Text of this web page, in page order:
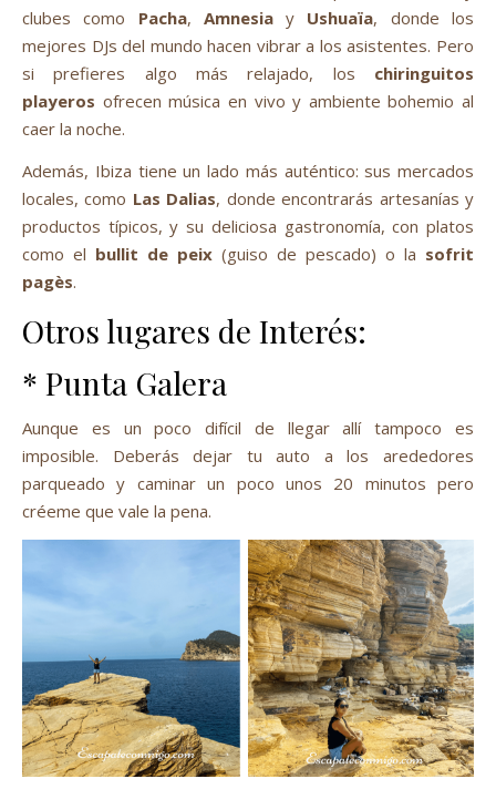
clubes como Pacha, Amnesiay Ushuaïa, donde los
mejores DJs del mundo hacen vibrar a los asistentes. Pero
si prefieres algo más relajado, los chiringuitos
playeros ofrecen música en vivo y ambiente bohemio al
caer la noche.
Además, Ibiza tiene un lado más auténtico: sus mercados
locales, como Las Dalias, donde encontrarás artesanías y
productos típicos, y su deliciosa gastronomía, con platos
como el bullit de peix (guiso de pescado) o la sofrit
pagès.
Otros lugares de Interés:
* Punta Galera
Aunque es un poco difícil de llegar allí tampoco es
imposible. Deberás dejar tu auto a los arededores
parqueado y caminar un poco unos 20 minutos pero
créeme que vale la pena.